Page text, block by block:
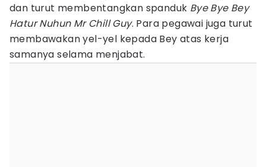
dan turut membentangkan spanduk Bye Bye Bey
Hatur Nuhun Mr Chill Guy. Para pegawai juga turut
membawakan yel-yel kepada Bey atas kerja
samanya selama menjabat.